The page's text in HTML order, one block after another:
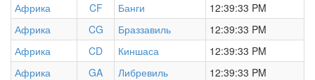
Африка
CF Банги
12:39:33 PM
Африка
CG Браззавиль
12:39:33 PM
Африка
CD Киншаса
12:39:33 PM
Африка
GA Либревиль
12:39:33 PM